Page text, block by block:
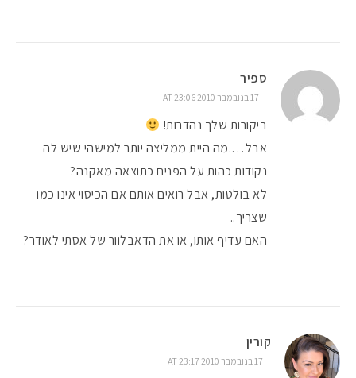
ספיר
17 בנובמבר 2010 AT 23:06
ביקורות שלך נהדרות!
אבל….מה היית ממליצה יותר למישהי שיש לה
נקודות כהות על הפנים כתוצאה מאקנה?
לא בולטות, אבל רואים אותם אם הכיסוי אינו כמו
שצריך..
האם עדיף אותו, או את הדאבלוור של אסתי לאודר?
קורין
17 בנובמבר 2010 AT 23:17